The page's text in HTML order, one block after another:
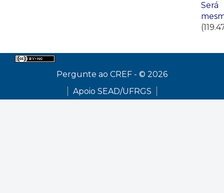
Será
Pergunte ao CREF - © 2026
Apoio SEAD/UFRGS